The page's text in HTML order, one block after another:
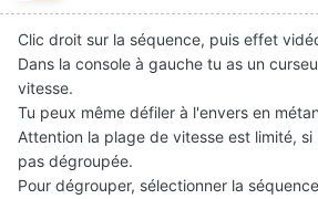
Clic droit sur la séquence, puis effet
Dans la console à gauche tu as un
vitesse.
Tu peux même défiler à l'envers en
Attention la plage de vitesse est limité,
pas dégroupée.
Pour dégrouper, sélectionner la